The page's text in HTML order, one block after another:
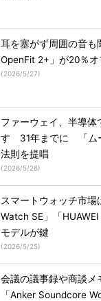
耳を塞がず周囲の音も
OpenFit 2+」が20％
(2026/5/27)
ファーウェイ、半導体
す 31年までに 「ム
法則を提唱
(2026/5/26)
スマートウォッチ市
Watch SE」「
モデルが鍵
(2026/5/25)
会議の議事録や商談メ
「Anker Soundcore